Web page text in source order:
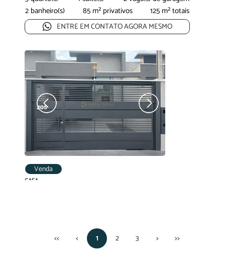
2 banheiro(s)
85 m² privativos 125 m² totais
ENTRE EM CONTATO AGORA MESMO
Venda
CASA
imóvel moderno, espaçoso e bem localiza...
3 quarto(s) 1 suíte(s)
2 vaga(s) de garagem
<< < 1 2 3 > >>